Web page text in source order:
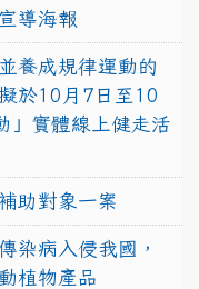
導海報
養成規律運動的
於10月7日至10
」實體線上健走活
助對象一案
染病入侵我國，
植物產品